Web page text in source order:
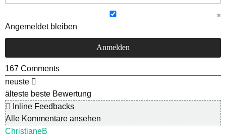
Angemeldet bleiben
167 Comments
neuste
älteste beste Bewertung
Inline Feedbacks
Alle Kommentare ansehen
ChristianeB